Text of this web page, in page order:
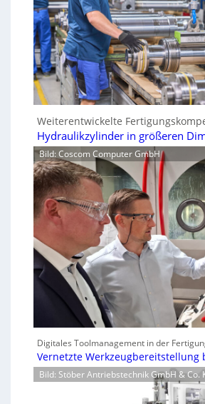
Weiterentwickelte
Hydraulikzylinder in größeren
Bild: Coscom Computer GmbH
Digitales Toolmanagement in der
Vernetzte Werkzeugbereitstellung
Bild: Stöber Antriebstechnik GmbH & Co.